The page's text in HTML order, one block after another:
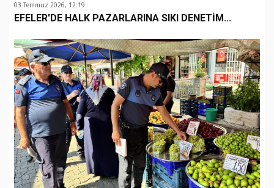
03 Temmuz 2026, 12:19
EFELER'DE HALK PAZARLARINA SIKI DENETİM...